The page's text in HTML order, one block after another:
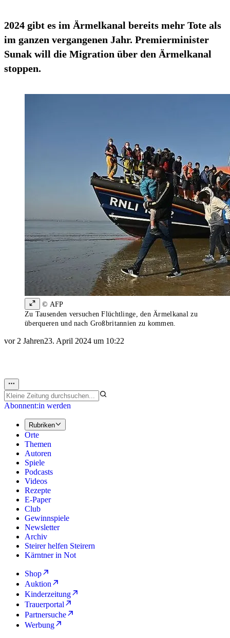
2024 gibt es im Ärmelkanal bereits mehr Tote als
im ganzen vergangenen Jahr. Premierminister
Sunak will die Migration über den Ärmelkanal
stoppen.
© AFP
Zu Tausenden versuchen Flüchtlinge, den Ärmelkanal zu
überqueren und nach Großbritannien zu kommen.
vor 2 Jahren23. April 2024 um 10:22
Abonnent:in werden
Rubriken
Orte
Themen
Autoren
Spiele
Podcasts
Videos
Rezepte
E-Paper
Club
Gewinnspiele
Newsletter
Archiv
Steirer helfen Steirern
Kärntner in Not
Shop
Auktion
Kinderzeitung
Trauerportal
Partnersuche
Werbung